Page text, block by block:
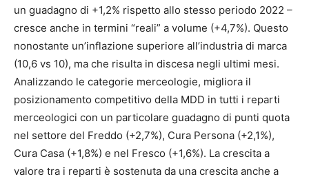
un guadagno di +1,2% rispetto allo stesso periodo 2022 –
cresce anche in termini “reali” a volume (+4,7%). Questo
nonostante un’inflazione superiore all’industria di marca
(10,6 vs 10), ma che risulta in discesa negli ultimi mesi.
Analizzando le categorie merceologie, migliora il
posizionamento competitivo della MDD in tutti i reparti
merceologici con un particolare guadagno di punti quota
nel settore del Freddo (+2,7%), Cura Persona (+2,1%),
Cura Casa (+1,8%) e nel Fresco (+1,6%). La crescita a
valore tra i reparti è sostenuta da una crescita anche a